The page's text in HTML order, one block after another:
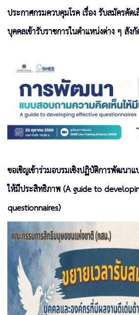
ประกาศกรมควบคุมโรค เรื่อง รับสมัครคัด
บุคคลเข้ารับราชการในตำแหน่งต่าง ๆ สัง
ขอเชิญเข้าร่วมอบรมเชิงปฏิบัติการพัฒนา
ให้มีประสิทธิภาพ (A guide to
questionnaires)